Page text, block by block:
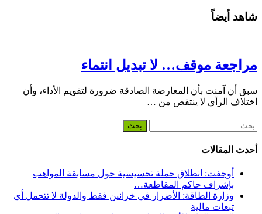
شاهد أيضاً
مراجعة موقف… لا تبديل انتماء
سبق أن آمنت بأن المعارضة الصادقة ضرورة لتقويم الأداء، وأن
اختلاف الرأي لا ينتقص من …
البحث
أحدث المقالات
أوجفت: انطلاق حملة تحسيسية حول مسابقة المواهب
بإشراف حاكم المقاطعة…
وزارة الطاقة: الأضرار في خزانين فقط والدولة لا تتحمل أي
تبعات مالية